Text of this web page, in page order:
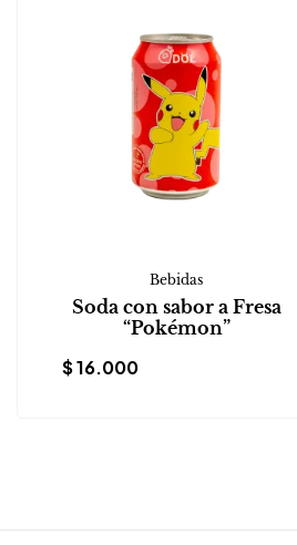
Bebidas
Soda con sabor a Fresa
“Pokémon”
$16.000